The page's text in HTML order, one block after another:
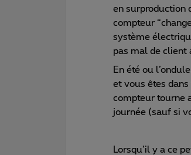
en surproduction
compteur
système
pas mal de client
En été ou
et vous êtes
compteur tourne
journée (sauf si
Lorsqu’il y a ce